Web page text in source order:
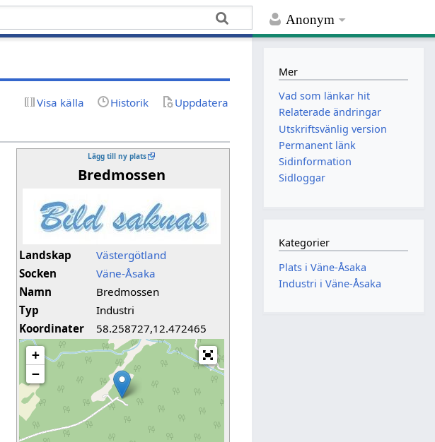
Anonym
Visa källa Historik Uppdatera
Lägg till ny plats
Bredmossen
Landskap
Västergötland
Socken
Väne-Åsaka
Namn
Bredmossen
Typ
Industri
Koordinater
58.258727,12.472465
+
−
Mer
Vad som länkar hit
Relaterade ändringar
Utskriftsvänlig version
Permanent länk
Sidinformation
Sidloggar
Kategorier
Plats i Väne-Åsaka
Industri i Väne-Åsaka